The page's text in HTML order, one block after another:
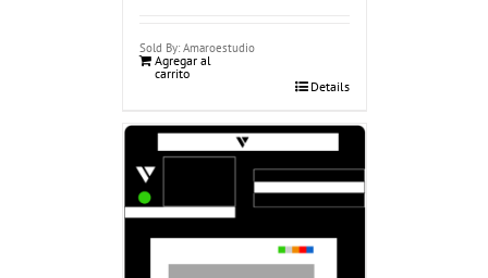
Sold By: Amaroestudio
Agregar al
carrito
Details